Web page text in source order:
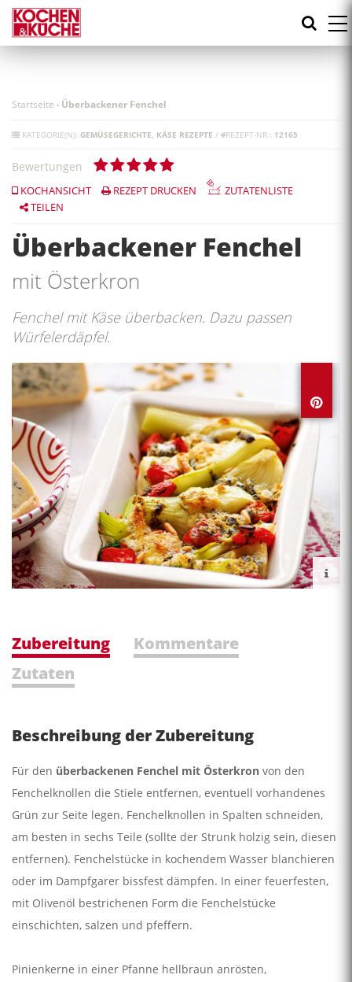
Direkt
zum
Inhalt
Startseite -Überbackener Fenchel
KATEGORIE(N): GEMÜSEGERICHTE KÄSE REZEPTE / #REZEPT-NR.: 12165
Bewertungen
KOCHANSICHT REZEPT DRUCKEN
ZUTATENLISTE
TEILEN
Überbackener Fenchel
mit Österkron
Fenchel mit Käse überbacken. Dazu passen
Würfelerdäpfel.
Zubereitung
Kommentare
Zutaten
Beschreibung der Zubereitung
Für den überbackenen Fenchel mit Österkron von den
Fenchelknollen die Stiele entfernen, eventuell vorhandenes
Grün zur Seite legen. Fenchelknollen in Spalten schneiden,
am besten in sechs Teile (sollte der Strunk holzig sein, diesen
entfernen). Fenchelstücke in kochendem Wasser blanchieren
oder im Dampfgarer bissfest dämpfen. In einer feuerfesten,
mit Olivenöl bestrichenen Form die Fenchelstücke
einschichten, salzen und pfeffern.
Pinienkerne in einer Pfanne hellbraun anrösten,